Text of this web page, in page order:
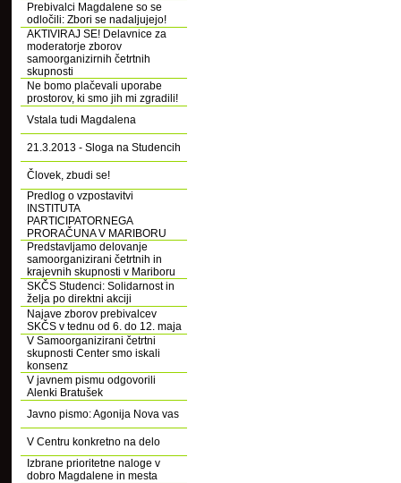
Prebivalci Magdalene so se
odločili: Zbori se nadaljujejo!
AKTIVIRAJ SE! Delavnice za
moderatorje zborov
samoorganizirnih četrtnih
skupnosti
Ne bomo plačevali uporabe
prostorov, ki smo jih mi zgradili!
Vstala tudi Magdalena
21.3.2013 - Sloga na Studencih
Človek, zbudi se!
Predlog o vzpostavitvi
INSTITUTA
PARTICIPATORNEGA
PRORAČUNA V MARIBORU
Predstavljamo delovanje
samoorganizirani četrtnih in
krajevnih skupnosti v Mariboru
SKČS Studenci: Solidarnost in
želja po direktni akciji
Najave zborov prebivalcev
SKČS v tednu od 6. do 12. maja
V Samoorganizirani četrtni
skupnosti Center smo iskali
konsenz
V javnem pismu odgovorili
Alenki Bratušek
Javno pismo: Agonija Nova vas
V Centru konkretno na delo
Izbrane prioritetne naloge v
dobro Magdalene in mesta